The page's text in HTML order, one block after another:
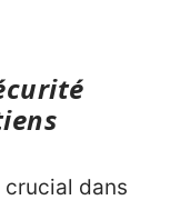
dans